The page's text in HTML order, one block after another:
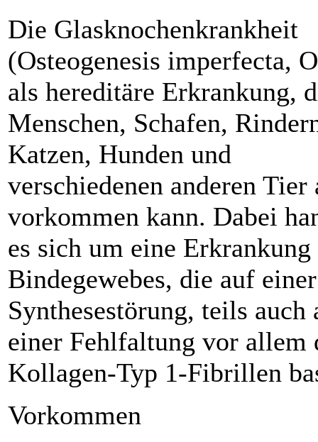
Die Glasknochenkrankheit
(Osteogenesis imperfecta,
als hereditäre Erkrankung,
Menschen, Schafen,
Katzen, Hunden und
verschiedenen anderen Tier
vorkommen kann. Dabei
es sich um eine Erkrankung
Bindegewebes, die auf einer
Synthesestörung, teils auch
einer Fehlfaltung vor allem
Kollagen-Typ 1-Fibrillen
Vorkommen